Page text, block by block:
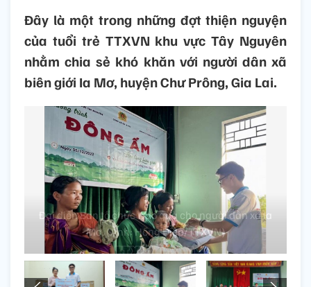
Đây là một trong những đợt thiện nguyện
của tuổi trẻ TTXVN khu vực Tây Nguyên
nhằm chia sẻ khó khăn với người dân xã
biên giới Ia Mơ, huyện Chư Prông, Gia Lai.
Đại diện Ban tổ chức trao quà cho người dân xã Ia
Mơ. (Ảnh: Hồng Điệp/TTXVN)